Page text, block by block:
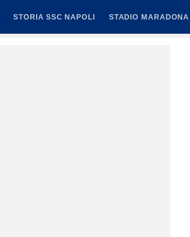
STORIA SSC NAPOLI STADIO MARADONA